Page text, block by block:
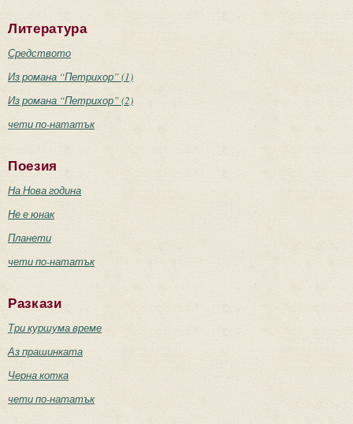
Литература
Средството
Из романа “Петрихор” (1)
Из романа “Петрихор” (2)
чети по-нататък
Поезия
На Нова година
Не е юнак
Планети
чети по-нататък
Разкази
Три куршума време
Аз прашинката
Черна котка
чети по-нататък